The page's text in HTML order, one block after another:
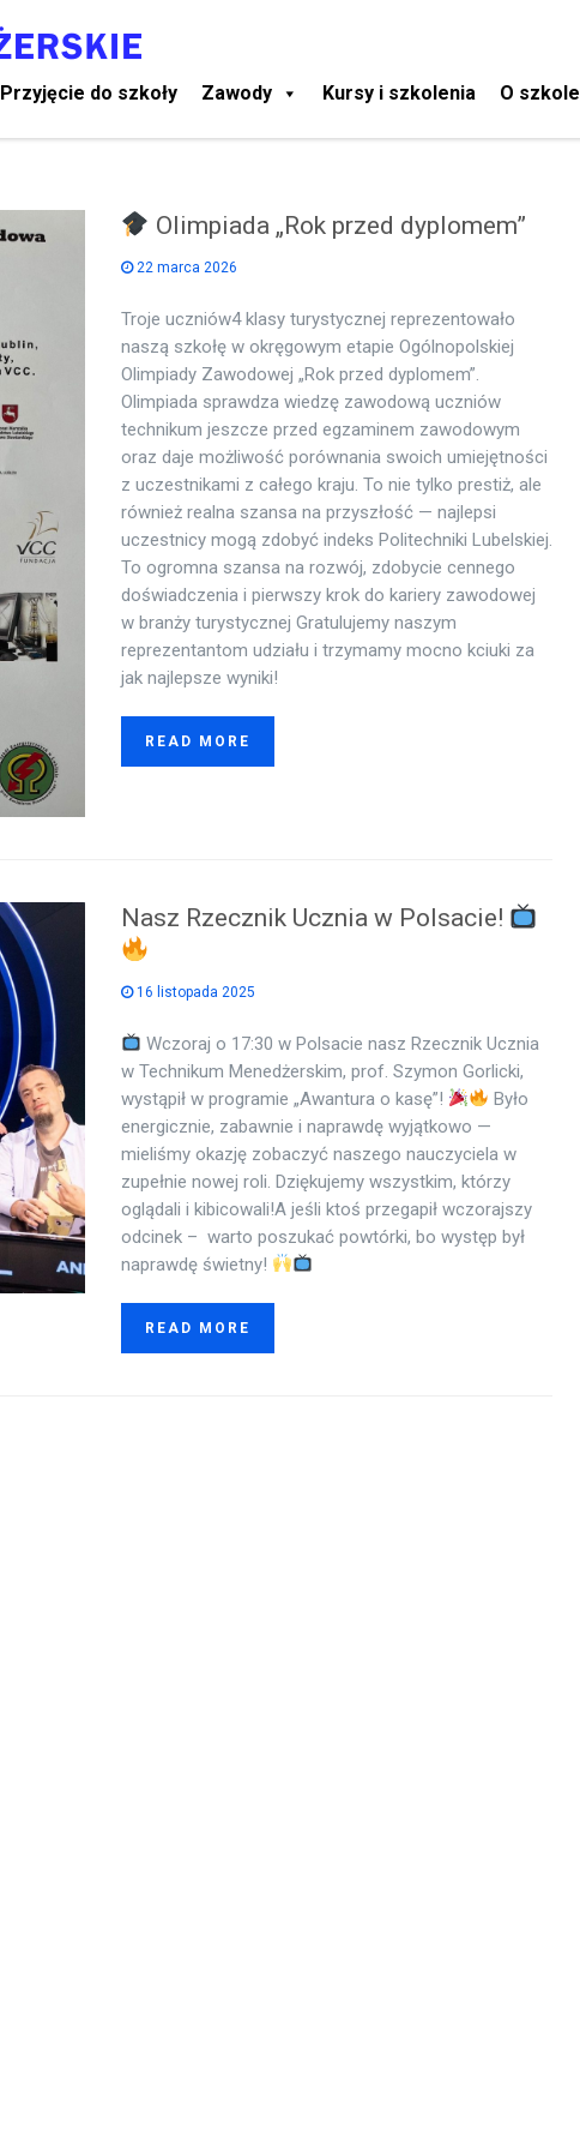
Przyjęcie do szkoły Zawody Kursy i szkolenia O szkole
Olimpiada „Rok przed dyplomem”
22 marca 2026
Troje uczniów4 klasy turystycznej reprezentowało
naszą szkołę w okręgowym etapie Ogólnopolskiej
Olimpiady Zawodowej „Rok przed dyplomem”.
Olimpiada sprawdza wiedzę zawodową uczniów
technikum jeszcze przed egzaminem zawodowym
oraz daje możliwość porównania swoich umiejętności
z uczestnikami z całego kraju. To nie tylko prestiż, ale
również realna szansa na przyszłość — najlepsi
uczestnicy mogą zdobyć indeks Politechniki Lubelskiej.
To ogromna szansa na rozwój, zdobycie cennego
doświadczenia i pierwszy krok do kariery zawodowej
w branży turystycznej Gratulujemy naszym
reprezentantom udziału i trzymamy mocno kciuki za
jak najlepsze wyniki!
READ MORE
Nasz Rzecznik Ucznia w Polsacie!
16 listopada 2025
Wczoraj o 17:30 w Polsacie nasz Rzecznik Ucznia
w Technikum Menedżerskim, prof. Szymon Gorlicki,
wystąpił w programie „Awantura o kasę”!
Było
energicznie, zabawnie i naprawdę wyjątkowo —
mieliśmy okazję zobaczyć naszego nauczyciela w
zupełnie nowej roli. Dziękujemy wszystkim, którzy
oglądali i kibicowali!A jeśli ktoś przegapił wczorajszy
odcinek – warto poszukać powtórki, bo występ był
naprawdę świetny!
READ MORE